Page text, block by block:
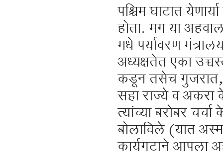
पश्चिम घाटात
होता. मग या
मधे पर्यावरण
अध्यक्षतेत एका
कडून तसेच गुजरात,
सहा राज्ये व अकरा
त्यांच्या बरोबर
बोलाविले (यात
कार्यगटाने आपला